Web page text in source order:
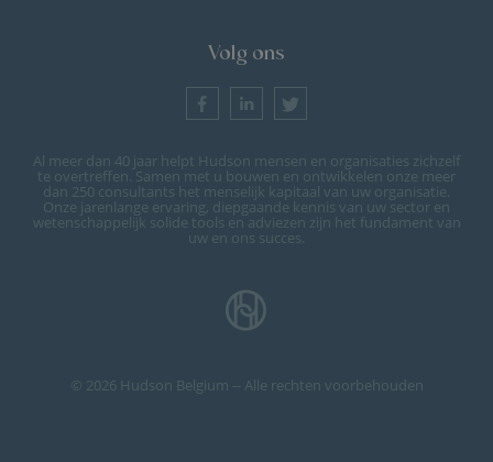
Volg ons
Al meer dan 40 jaar helpt Hudson mensen en organisaties zichzelf
te overtreffen. Samen met u bouwen en ontwikkelen onze meer
dan 250 consultants het menselijk kapitaal van uw organisatie.
Onze jarenlange ervaring, diepgaande kennis van uw sector en
wetenschappelijk solide tools en adviezen zijn het fundament van
uw en ons succes.
© 2026 Hudson Belgium -- Alle rechten voorbehouden